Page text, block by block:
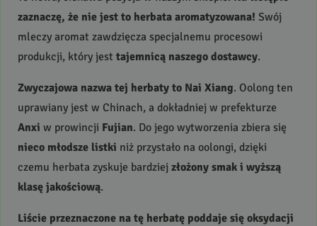
zaznaczę, że nie jest to herbata aromatyzowana! Swój
mleczy aromat zawdzięcza specjalnemu procesowi
produkcji, który jest tajemnicą naszego dostawcy.
Zwyczajowa nazwa tej herbaty to Nai Xiang. Oolong ten
uprawiany jest w Chinach, a dokładniej w prefekturze
Anxi w prowincji Fujian. Do jego wytworzenia zbiera się
nieco młodsze listki niż przystało na oolongi, dzięki
czemu herbata zyskuje bardziej złożony smak i wyższą
klasę jakościową.
Liście przeznaczone na tę herbatę poddaje się oksydacji